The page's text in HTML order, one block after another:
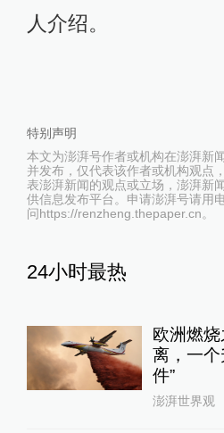
人介绍。
特别声明
本文为澎湃号作者或机构在澎湃新
并发布，仅代表该作者或机构观点
表澎湃新闻的观点或立场，澎湃新
供信息发布平台。申请澎湃号请用
问https://renzheng.thepaper.cn。
24小时最热
欧洲燃
离，一个
件”
澎湃世界观